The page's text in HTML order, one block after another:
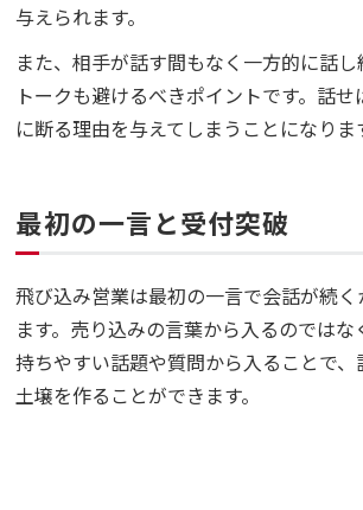
与えられます。
また、相手が話す間もなく一方的に話
トークも避けるべきポイントです。話
に断る理由を与えてしまうことになりま
最初の一言と受付突破
飛び込み営業は最初の一言で会話が続
ます。売り込みの言葉から入るのでは
持ちやすい話題や質問から入ることで、
土壌を作ることができます。